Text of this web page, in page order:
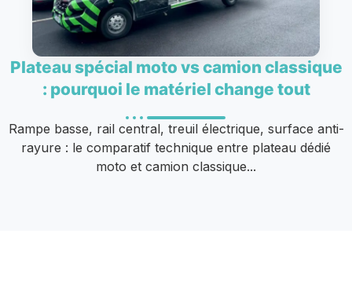
Plateau spécial moto vs camion classique
: pourquoi le matériel change tout
Rampe basse, rail central, treuil électrique, surface anti-
rayure : le comparatif technique entre plateau dédié
moto et camion classique...